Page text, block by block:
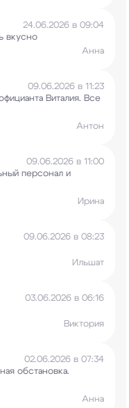
24.06.2026 в 09:04
вкусно
Анна
09.06.2026 в 11:23
Виталия. Все
Антон
09.06.2026 в 11:00
персонал и
Ирина
09.06.2026 в 08:23
Ильшат
03.06.2026 в 06:16
Виктория
02.06.2026 в 07:34
обстановка.
Анна